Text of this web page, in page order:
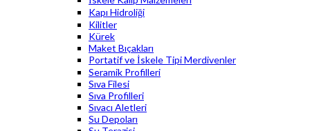
Kapı Hidroliği
Kilitler
Kürek
Maket Bıçakları
Portatif ve İskele Tipi Merdivenler
Seramik Profilleri
Sıva Filesi
Sıva Profilleri
Sıvacı Aletleri
Su Depoları